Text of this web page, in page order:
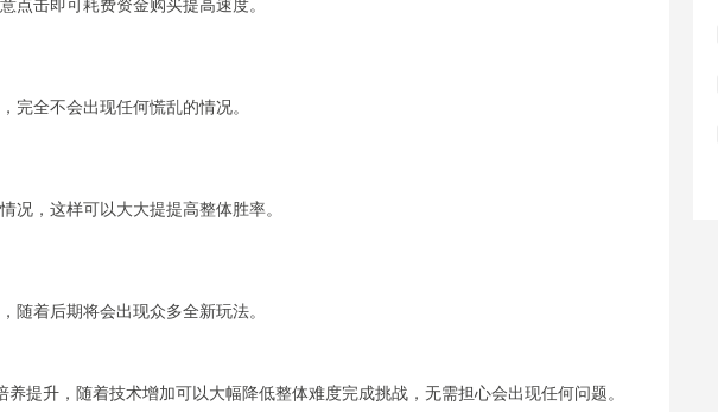
击即可耗费资金购买提高速度。
全不会出现任何慌乱的情况。
，这样可以大大提提高整体胜率。
着后期将会出现众多全新玩法。
升，随着技术增加可以大幅降低整体难度完成挑战，无需担心会出现任何问题。